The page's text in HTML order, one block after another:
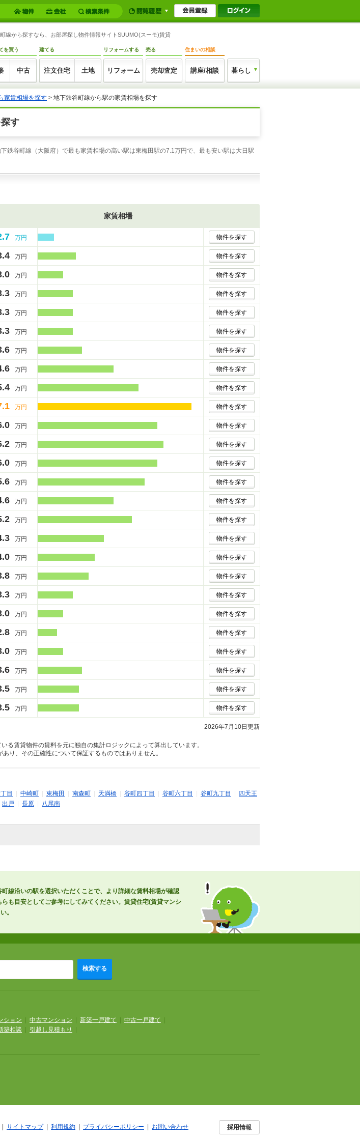
線から探すなら、お部屋探し物件情報サイトSUUMO(スーモ)賃貸
を買う
中古
建てる
注文住宅 土地
リフォームする
リフォーム
売る
売却査定
住まいの相談
講座/相談 暮らし
家賃相場を探す > 地下鉄谷町線から駅の家賃相場を探す
す
鉄谷町線（大阪府）で最も家賃相場の高い駅は東梅田駅の7.1万円で、最も安い駅は大日駅
家賃相場
万円 物件を探す
万円 物件を探す
万円 物件を探す
万円 物件を探す
万円 物件を探す
万円 物件を探す
万円 物件を探す
万円 物件を探す
万円 物件を探す
万円 物件を探す
万円 物件を探す
万円 物件を探す
万円 物件を探す
万円 物件を探す
万円 物件を探す
万円 物件を探す
万円 物件を探す
万円 物件を探す
万円 物件を探す
万円 物件を探す
万円 物件を探す
万円 物件を探す
万円 物件を探す
万円 物件を探す
万円 物件を探す
万円 物件を探す
2026年7月10日更新
る賃貸物件の賃料を元に独自の集計ロジックによって算出しています。
り、その正確性について保証するものではありません。
目 中崎町 東梅田 南森町 天満橋 谷町四丁目 谷町六丁目 谷町九丁目
四天王
出戸 長原 八尾南
線沿いの駅を選択いただくことで、より詳細な賃料相場が確認
も目安としてご参考にしてみてください。賃貸住宅(賃貸マンシ
。
検索する
ション 中古マンション 新築一戸建て 中古一戸建て
築相談 引越し見積もり
サイトマップ| 利用規約 プライバシーポリシー お問い合わせ 採用情報